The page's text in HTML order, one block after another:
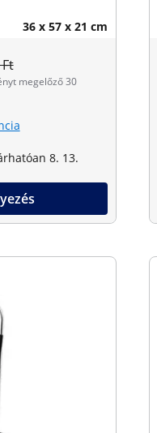
36 x 57 x 21 cm
megelőző 30
8. 13.